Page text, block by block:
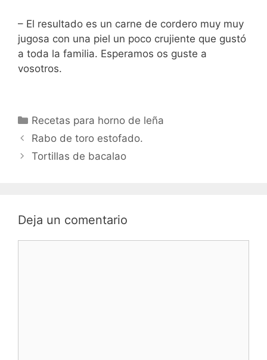
– El resultado es un carne de cordero muy muy
jugosa con una piel un poco crujiente que gustó
a toda la familia. Esperamos os guste a
vosotros.
Categorías
Recetas para horno de leña
Rabo de toro estofado.
Tortillas de bacalao
Deja un comentario